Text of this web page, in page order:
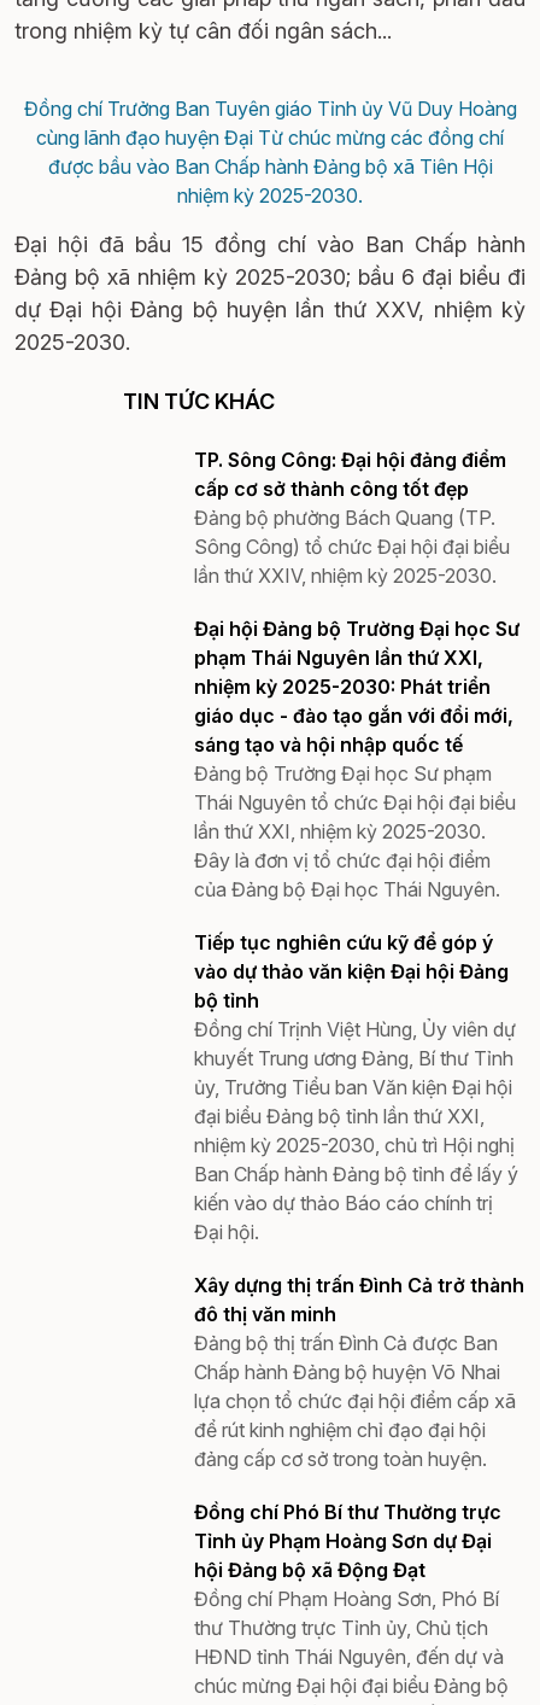
trong nhiệm kỳ tự cân đối ngân sách...
Đồng chí Trưởng Ban Tuyên giáo Tỉnh ủy Vũ Duy Hoàng
cùng lãnh đạo huyện Đại Từ chúc mừng các đồng chí
được bầu vào Ban Chấp hành Đảng bộ xã Tiên Hội
nhiệm kỳ 2025-2030.
Đại hội đã bầu 15 đồng chí vào Ban Chấp hành
Đảng bộ xã nhiệm kỳ 2025-2030; bầu 6 đại biểu đi
dự Đại hội Đảng bộ huyện lần thứ XXV, nhiệm kỳ
2025-2030.
TIN TỨC KHÁC
TP. Sông Công: Đại hội đảng điểm
cấp cơ sở thành công tốt đẹp
Đảng bộ phường Bách Quang (TP.
Sông Công) tổ chức Đại hội đại biểu
lần thứ XXIV, nhiệm kỳ 2025-2030.
Đại hội Đảng bộ Trường Đại học Sư
phạm Thái Nguyên lần thứ XXI,
nhiệm kỳ 2025-2030: Phát triển
giáo dục - đào tạo gắn với đổi mới,
sáng tạo và hội nhập quốc tế
Đảng bộ Trường Đại học Sư phạm
Thái Nguyên tổ chức Đại hội đại biểu
lần thứ XXI, nhiệm kỳ 2025-2030.
Đây là đơn vị tổ chức đại hội điểm
của Đảng bộ Đại học Thái Nguyên.
Tiếp tục nghiên cứu kỹ để góp ý
vào dự thảo văn kiện Đại hội Đảng
bộ tỉnh
Đồng chí Trịnh Việt Hùng, Ủy viên dự
khuyết Trung ương Đảng, Bí thư Tỉnh
ủy, Trưởng Tiểu ban Văn kiện Đại hội
đại biểu Đảng bộ tỉnh lần thứ XXI,
nhiệm kỳ 2025-2030, chủ trì Hội nghị
Ban Chấp hành Đảng bộ tỉnh để lấy ý
kiến vào dự thảo Báo cáo chính trị
Đại hội.
Xây dựng thị trấn Đình Cả trở thành
đô thị văn minh
Đảng bộ thị trấn Đình Cả được Ban
Chấp hành Đảng bộ huyện Võ Nhai
lựa chọn tổ chức đại hội điểm cấp xã
để rút kinh nghiệm chỉ đạo đại hội
đảng cấp cơ sở trong toàn huyện.
Đồng chí Phó Bí thư Thường trực
Tỉnh ủy Phạm Hoàng Sơn dự Đại
hội Đảng bộ xã Động Đạt
Đồng chí Phạm Hoàng Sơn, Phó Bí
thư Thường trực Tỉnh ủy, Chủ tịch
HĐND tỉnh Thái Nguyên, đến dự và
chúc mừng Đại hội đại biểu Đảng bộ